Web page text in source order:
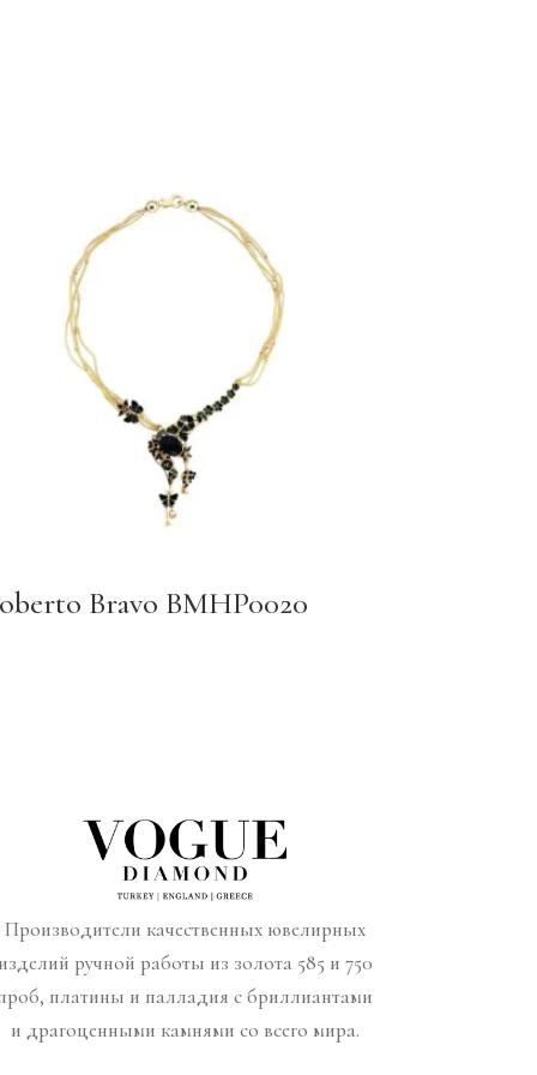
Bravo BMHP0020
Производители качественных ювелирных
изделий ручной работы из золота 585 и 750
платины и палладия с бриллиантами
и драгоценными камнями со всего мира.